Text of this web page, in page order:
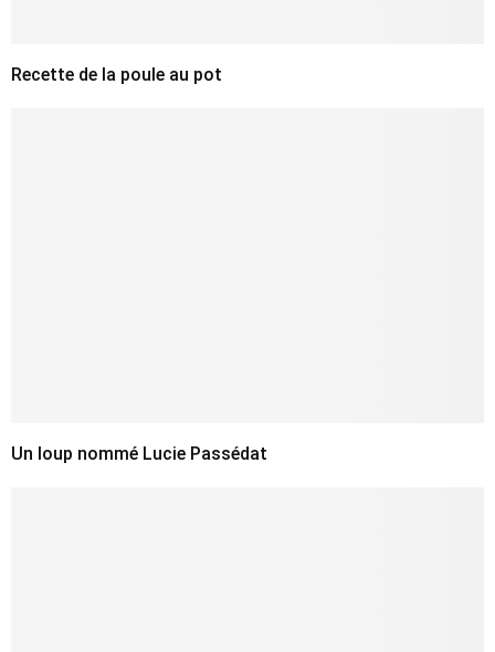
Recette de la poule au pot
Un loup nommé Lucie Passédat